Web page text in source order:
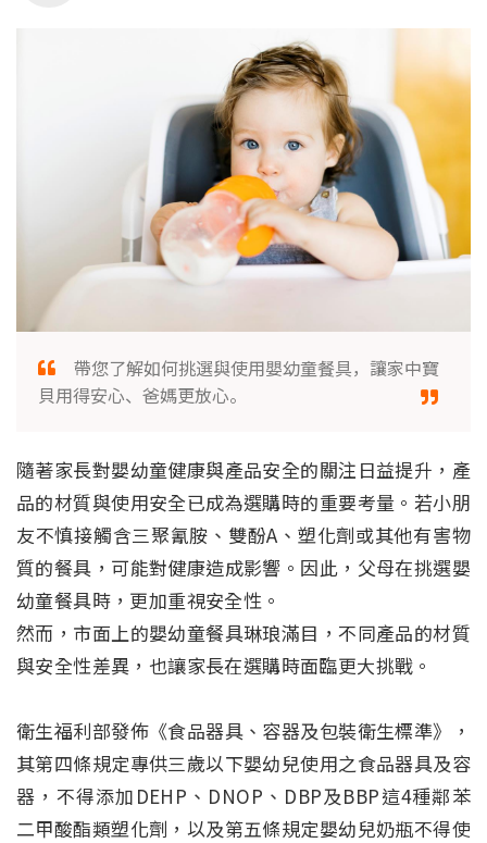
帶您了解如何挑選與使用嬰幼童餐具，讓家中寶
貝用得安心、爸媽更放心。
隨著家長對嬰幼童健康與產品安全的關注日益提升，產
品的材質與使用安全已成為選購時的重要考量。若小朋
友不慎接觸含三聚氰胺、雙酚A、塑化劑或其他有害物
質的餐具，可能對健康造成影響。因此，父母在挑選嬰
幼童餐具時，更加重視安全性。
然而，市面上的嬰幼童餐具琳琅滿目，不同產品的材質
與安全性差異，也讓家長在選購時面臨更大挑戰。
衛生福利部發佈《食品器具、容器及包裝衛生標準》，
其第四條規定專供三歲以下嬰幼兒使用之食品器具及容
器，不得添加DEHP、DNOP、DBP及BBP這4種鄰苯
二甲酸酯類塑化劑，以及第五條規定嬰幼兒奶瓶不得使